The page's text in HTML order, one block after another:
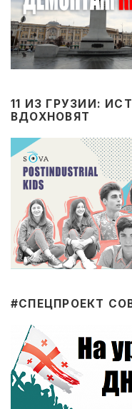
11 ИЗ ГРУЗИИ:
ВДОХНОВЯТ
#CПЕЦПРОЕКТ